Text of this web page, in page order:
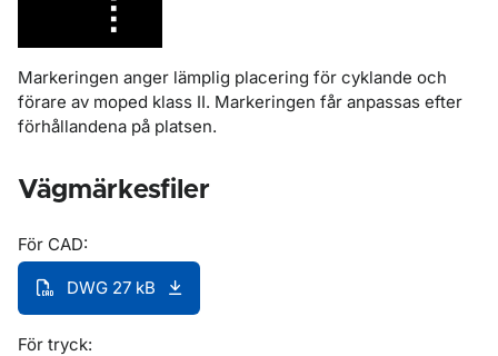
Markeringen anger lämplig placering för cyklande och
förare av moped klass II. Markeringen får anpassas efter
förhållandena på platsen.
Vägmärkesfiler
För CAD:
DWG 27 kB
För tryck: